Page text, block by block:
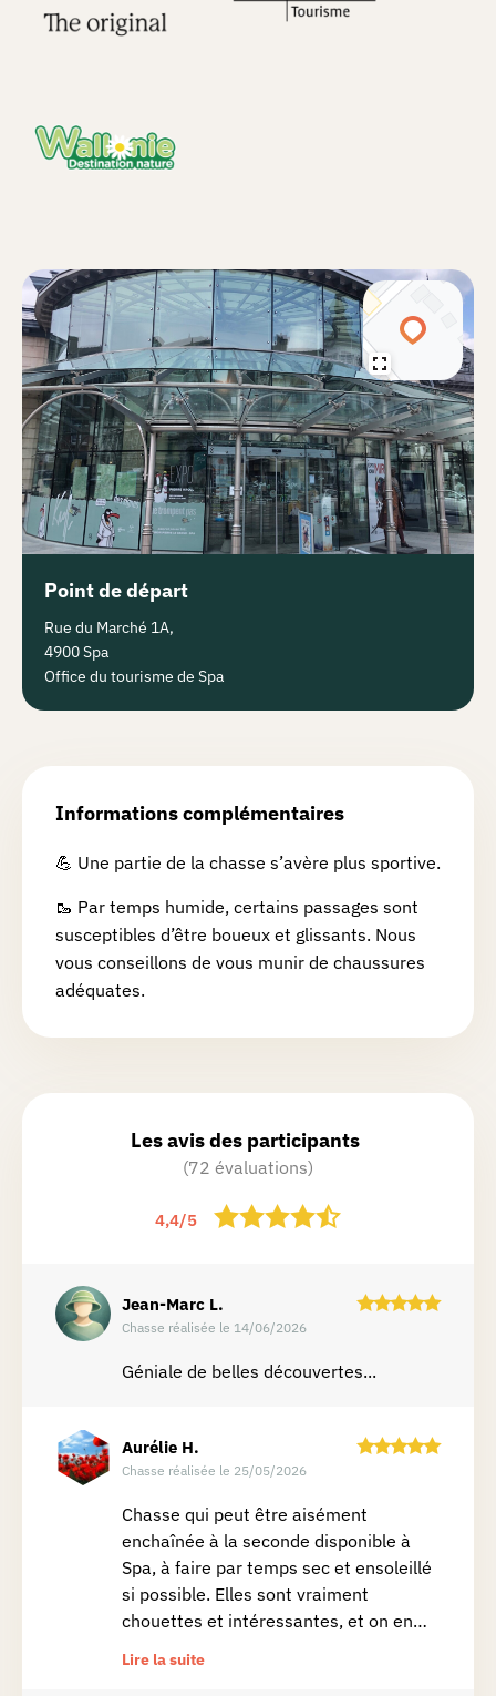
Point de départ
Rue du Marché 1A,
4900 Spa
Office du tourisme de Spa
Informations complémentaires
💪 Une partie de la chasse s’avère plus sportive.
🥾 Par temps humide, certains passages sont
susceptibles d’être boueux et glissants. Nous
vous conseillons de vous munir de chaussures
adéquates.
Les avis des participants
(72 évaluations)
4,4/5
Jean-Marc L.
Chasse réalisée le 14/06/2026
Géniale de belles découvertes...
Aurélie H.
Chasse réalisée le 25/05/2026
Chasse qui peut être aisément
enchaînée à la seconde disponible à
Spa, à faire par temps sec et ensoleillé
si possible. Elles sont vraiment
chouettes et intéressantes, et on en
Lire la suite